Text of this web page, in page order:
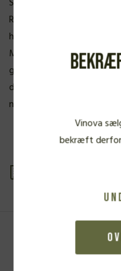
Ribera Sacra, der er et
herfra bør være. Her er
Mencía druens svagt
granit og skifer holdige
druerne, uden brug af
neutrale foudres og
Fra
Vinova
bekræft